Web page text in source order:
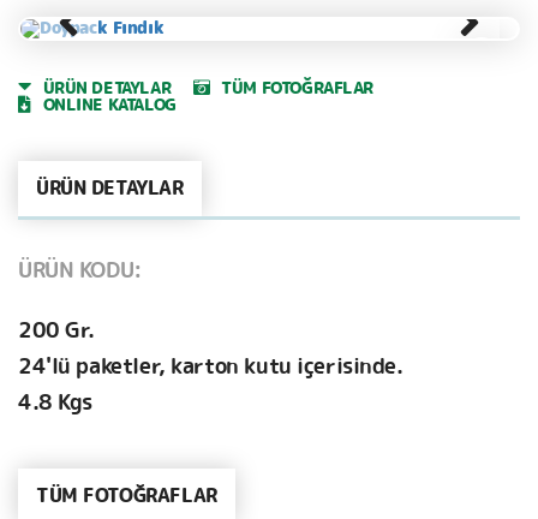
ÜRÜN DETAYLAR TÜM FOTOĞRAFLAR
ONLINE KATALOG
ÜRÜN DETAYLAR
ÜRÜN KODU:
200 Gr.
24'lü paketler, karton kutu içerisinde.
4.8 Kgs
TÜM FOTOĞRAFLAR